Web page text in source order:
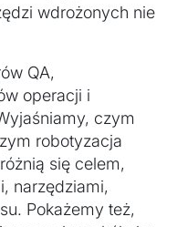
wdrożonych nie
QA,
operacji i
czym
robotyzacja
się celem,
narzędziami,
Pokażemy też,